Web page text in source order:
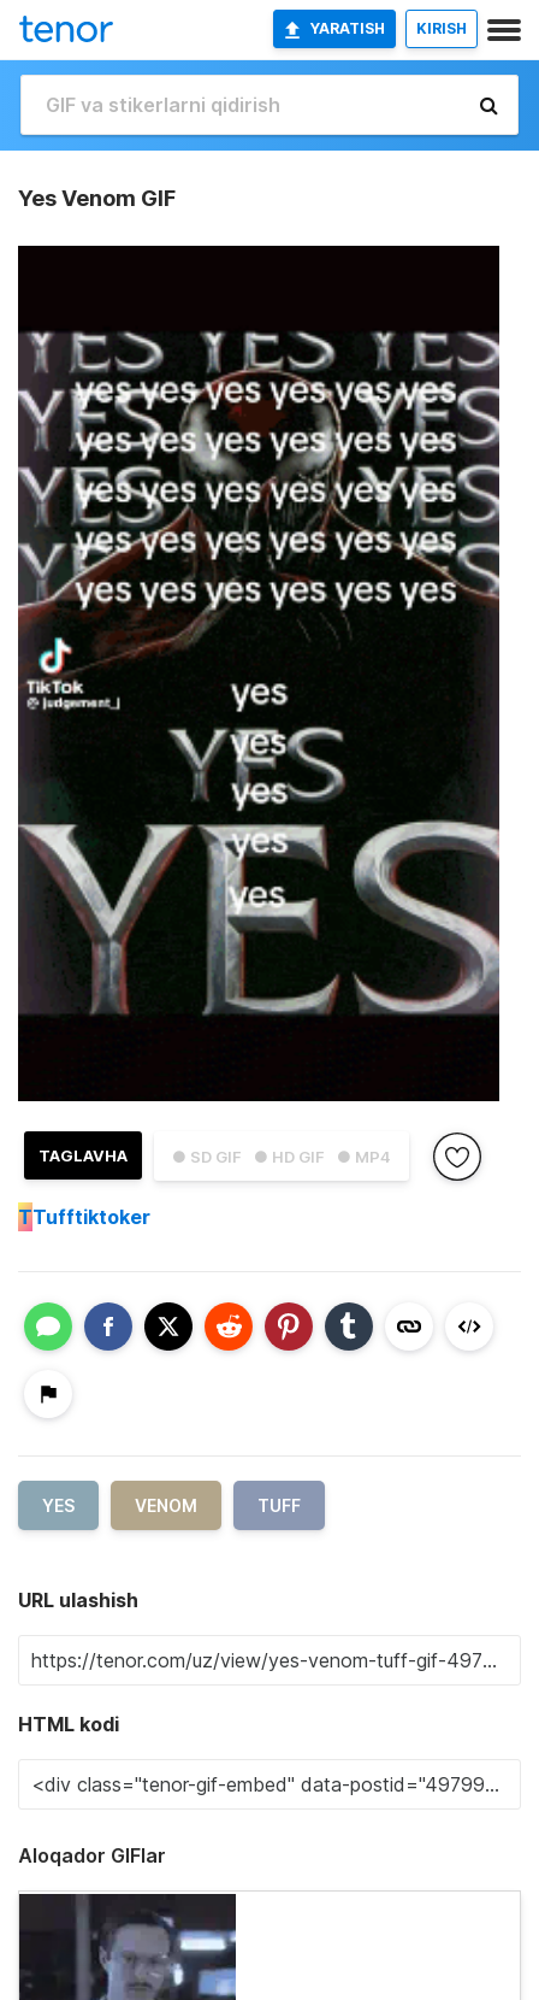
YARATISH KIRISH
Yes Venom GIF
● SD GIF ● HD GIF ● MP4
TAGLAVHA
TTufftiktoker
YES VENOM TUFF
URL ulashish
HTML kodi
Aloqador GIFlar